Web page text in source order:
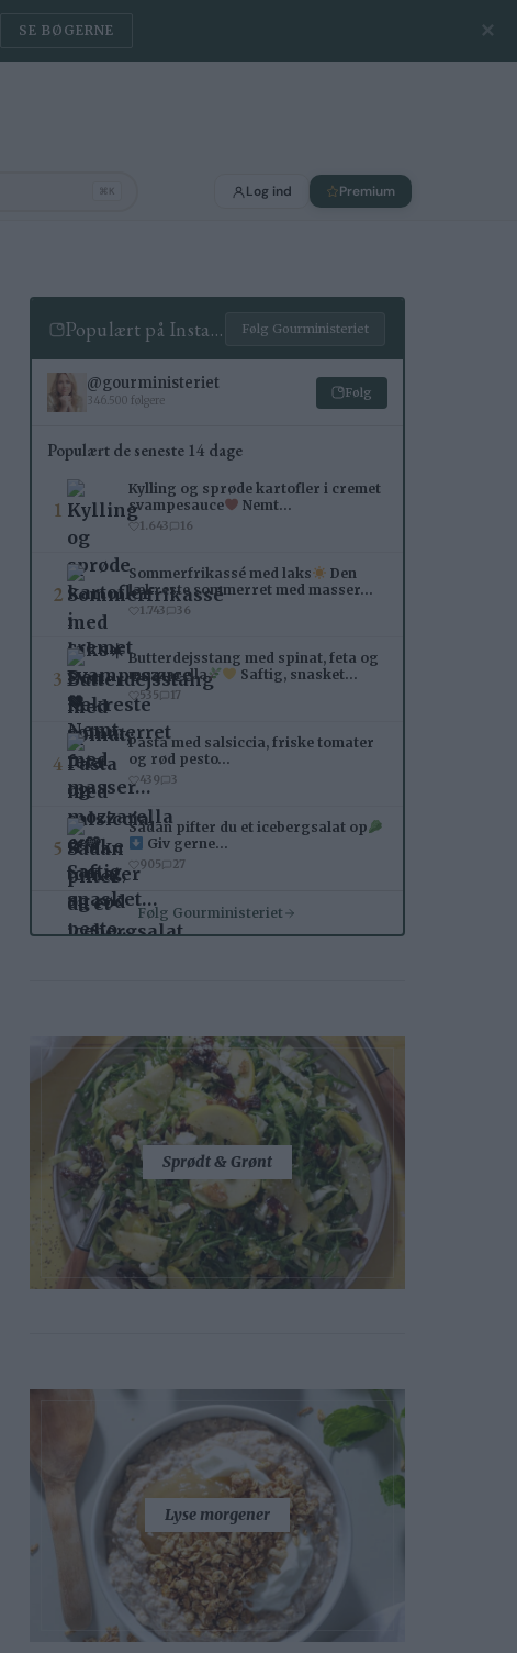
⌘K Log ind Premium
SE BØGERNE ✕
Populært på Instagram Følg Gourministeriet
@gourministeriet
346.500 følgere
Følg
Populært de seneste 14 dage
1
Kylling og sprøde kartofler i cremet
svampesauce
Nemt…
1.643 16
2
Sommerfrikassé med laks
Den
lækreste sommerret med masser…
1.743 36
3
Butterdejsstang med spinat, feta og
mozzarella
Saftig, snasket…
535 17
4
Pasta med salsiccia, friske tomater
og rød pesto…
439 3
5
Sådan pifter du et icebergsalat op
Giv gerne…
905 27
Følg Gourministeriet
Sprødt & Grønt
Lyse morgener